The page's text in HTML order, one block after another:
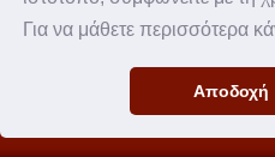
Για να μάθετε περισσότερα
Αποδοχή
4 τεμάχια, ντομάτα, πατάτες,
τζατζίκι, πίτα